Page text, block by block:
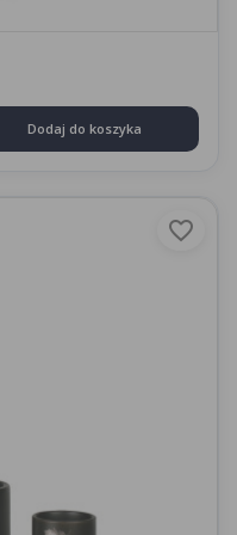
Dodaj do koszyka
favorite_border